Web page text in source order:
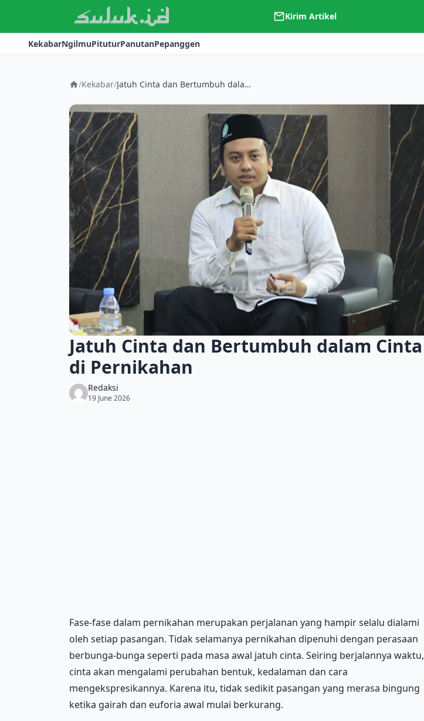
Kirim Artikel
KekabarNgilmuPituturPanutanPepanggen
/Kekabar/ Jatuh Cinta dan Bertumbuh dalam Cinta di Pernikahan
Jatuh Cinta dan Bertumbuh dalam Cinta
di Pernikahan
Redaksi
19 June 2026
Fase-fase dalam pernikahan merupakan perjalanan yang hampir selalu dialami
oleh setiap pasangan. Tidak selamanya pernikahan dipenuhi dengan perasaan
berbunga-bunga seperti pada masa awal jatuh cinta. Seiring berjalannya waktu,
cinta akan mengalami perubahan bentuk, kedalaman dan cara
mengekspresikannya. Karena itu, tidak sedikit pasangan yang merasa bingung
ketika gairah dan euforia awal mulai berkurang.